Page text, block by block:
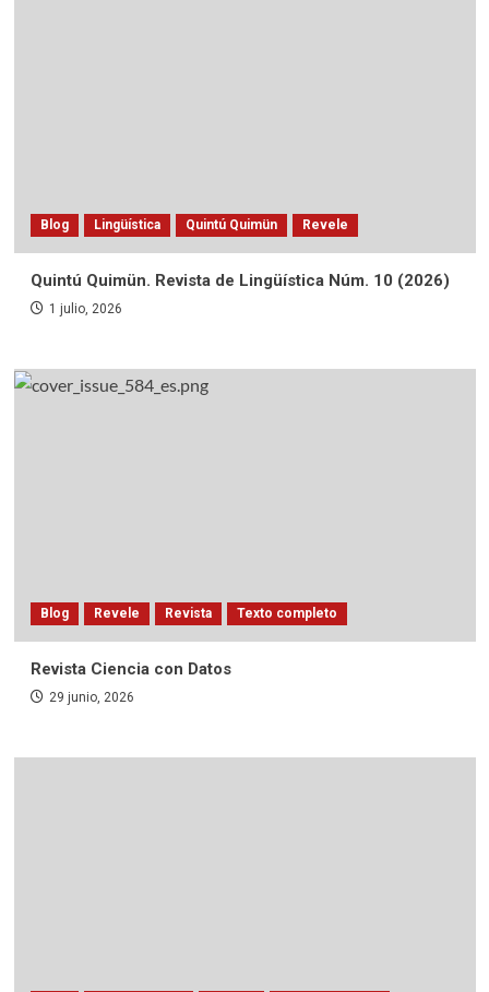
Blog Lingüística Quintú Quimün Revele
Quintú Quimün. Revista de Lingüística Núm. 10 (2026)
1 julio, 2026
Blog Revele Revista Texto completo
Revista Ciencia con Datos
29 junio, 2026